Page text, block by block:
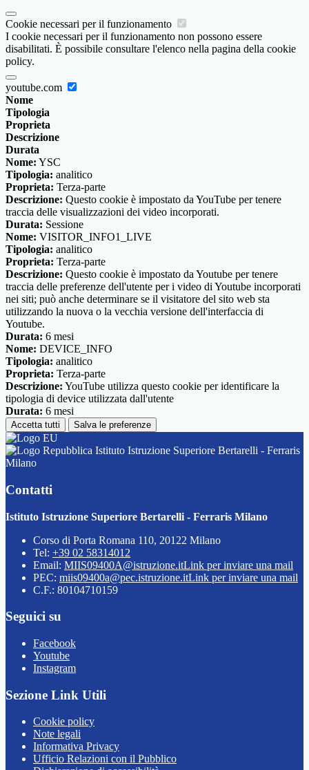
Cookie necessari per il funzionamento
I cookie necessari per il funzionamento non possono essere
disabilitati. È possibile consultare l'elenco nella pagina della cookie
policy.
youtube.com
Nome
Tipologia
Proprieta
Descrizione
Durata
Nome: YSC
Tipologia: analitico
Proprieta: Terza-parte
Descrizione: Questo cookie è impostato da YouTube per tenere
traccia delle visualizzazioni dei video incorporati.
Durata: Sessione
Nome: VISITOR_INFO1_LIVE
Tipologia: analitico
Proprieta: Terza-parte
Descrizione: Questo cookie è impostato da Youtube per tenere
traccia delle preferenze dell'utente per i video di Youtube incorporati
nei siti; può anche determinare se il visitatore del sito web sta
utilizzando la nuova o la vecchia versione dell'interfaccia di
Youtube.
Durata: 6 mesi
Nome: DEVICE_INFO
Tipologia: analitico
Proprieta: Terza-parte
Descrizione: YouTube utilizza questo cookie per identificare la
tipologia di device utilizzata dall'utente
Durata: 6 mesi
Accetta tutti Salva le preferenze
Istituto Istruzione Superiore Bertarelli - Ferraris
Milano
Contatti
Istituto Istruzione Superiore Bertarelli - Ferraris Milano
Corso di Porta Romana 110, 20122 Milano
Tel: +39 02 58314012
Email: MIIS09400A@istruzione.itLink per inviare una mail
PEC: miis09400a@pec.istruzione.itLink per inviare una mail
C.F.: 80104710159
Seguici su
Facebook
Youtube
Instagram
Sezione Link Utili
Cookie policy
Note legali
Informativa Privacy
Ufficio Relazioni con il Pubblico